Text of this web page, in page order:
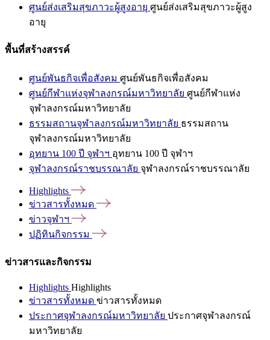
ศูนย์ส่งเสริมสุขภาวะผู้สูงอายุ ศูนย์ส่งเสริมสุขภาวะผู้สูง
อายุ
พื้นที่สร้างสรรค์
ศูนย์พันธกิจเพื่อสังคม ศูนย์พันธกิจเพื่อสังคม
ศูนย์กีฬาแห่งจุฬาลงกรณ์มหาวิทยาลัย ศูนย์กีฬาแห่ง
จุฬาลงกรณ์มหาวิทยาลัย
ธรรมสถานจุฬาลงกรณ์มหาวิทยาลัย ธรรมสถาน
จุฬาลงกรณ์มหาวิทยาลัย
อุทยาน 100 ปี จุฬาฯ อุทยาน 100 ปี จุฬาฯ
จุฬาลงกรณ์ราชบรรณาลัย จุฬาลงกรณ์ราชบรรณาลัย
Highlights
ข่าวสารทั้งหมด
ข่าวจุฬาฯ
ปฏิทินกิจกรรม
ข่าวสารและกิจกรรม
Highlights Highlights
ข่าวสารทั้งหมด ข่าวสารทั้งหมด
ประกาศจุฬาลงกรณ์มหาวิทยาลัย ประกาศจุฬาลงกรณ์
มหาวิทยาลัย